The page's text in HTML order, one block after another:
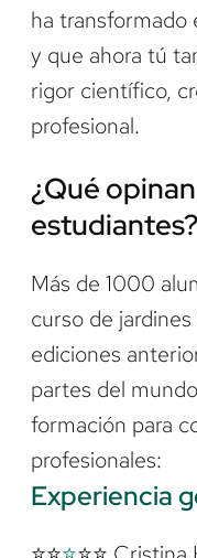
ha transformado
y que ahora tú
rigor científico,
profesional.
¿Qué
estudiantes?
Más de 1000
curso de
ediciones
partes del
formación para
profesionales:
Experiencia